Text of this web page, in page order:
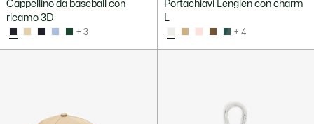
Cappellino da baseball con
ricamo 3D
+ 3
Portachiavi Lenglen con charm
+ 4